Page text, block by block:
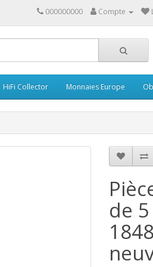
000000000 Compte
HiFi Collector Monnaies Europe
de